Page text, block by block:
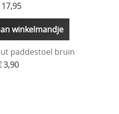
winkelmandje
paddestoel bruin
3,90